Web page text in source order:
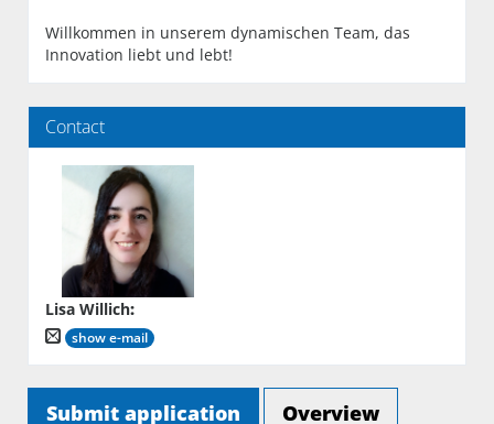
Willkommen in unserem dynamischen Team, das
Innovation liebt und lebt!
Contact
Lisa Willich:
show e-mail
Submit application Overview